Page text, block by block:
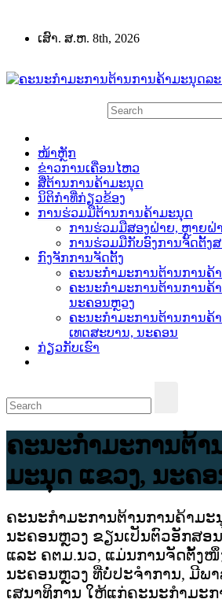
contentເສົາ. ສ.ຫ. 8th, 2026
ໜ້າຫຼັກ
ຂ່າວການເຄື່ອນໄຫວ
ສື່ຕ້ານການຄ້າມະນຸດ
ນິຕິກຳທີ່ກ່ຽວຂ້ອງ
ການຮ່ວມມືຕ້ານການຄ້າມະນຸດ
ການຮ່ວມມືສອງຝ່າຍ, ຫຼາຍຝ່
ການຮ່ວມມືກັບອົງການຈັດຕັ້ງ
ກົງຈັກການຈັດຕັ້ງ
ຄະນະກຳມະການຕ້ານການຄ້
ຄະນະກຳມະການຕ້ານການຄ້
ນະຄອນຫຼວງ
ຄະນະກຳມະການຕ້ານການຄ້າ
ເທດສະບານ, ນະຄອນ
ກ່ຽວກັບເຮົາ
ຄະນະກຳມະການຕ້າ
ມະນຸດ ແຂວງ, ນະຄ
ຄະນະກຳມະການຕ້ານການຄ້າມະ
ນະຄອນຫຼວງ ຂຽນເປັນຕົວອັກສອ
ແລະ ຄຕມ.ນວ, ແມ່ນການຈັດຕັ້ງໜຶ່
ນະຄອນຫຼວງ ທີ່ບໍ່ປະຈຳການ, ມີພ
ເສນາທິການ ໃຫ້ແກ່ຄະນະກຳມະ